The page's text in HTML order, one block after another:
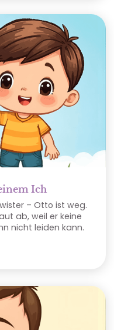
Ich
– Otto ist weg.
ab, weil er keine
nicht leiden kann.